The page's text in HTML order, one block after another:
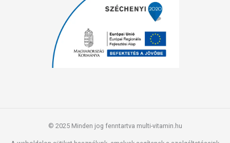
© 2025 Minden jog fenntartva multi-vitamin.hu